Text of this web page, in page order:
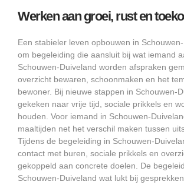
Werken aan groei, rust en
Een stabieler leven opbouwen in
om begeleiding die aansluit bij wat iemand
Schouwen-Duiveland worden afspraken
overzicht bewaren, schoonmaken en het
bewoner. Bij nieuwe stappen in Schouwen-
gekeken naar vrije tijd, sociale prikkels en
houden. Voor iemand in Schouwen-
maaltijden net het verschil maken tussen
Tijdens de begeleiding in Schouwen-
contact met buren, sociale prikkels en
gekoppeld aan concrete doelen. De
Schouwen-Duiveland wat lukt bij